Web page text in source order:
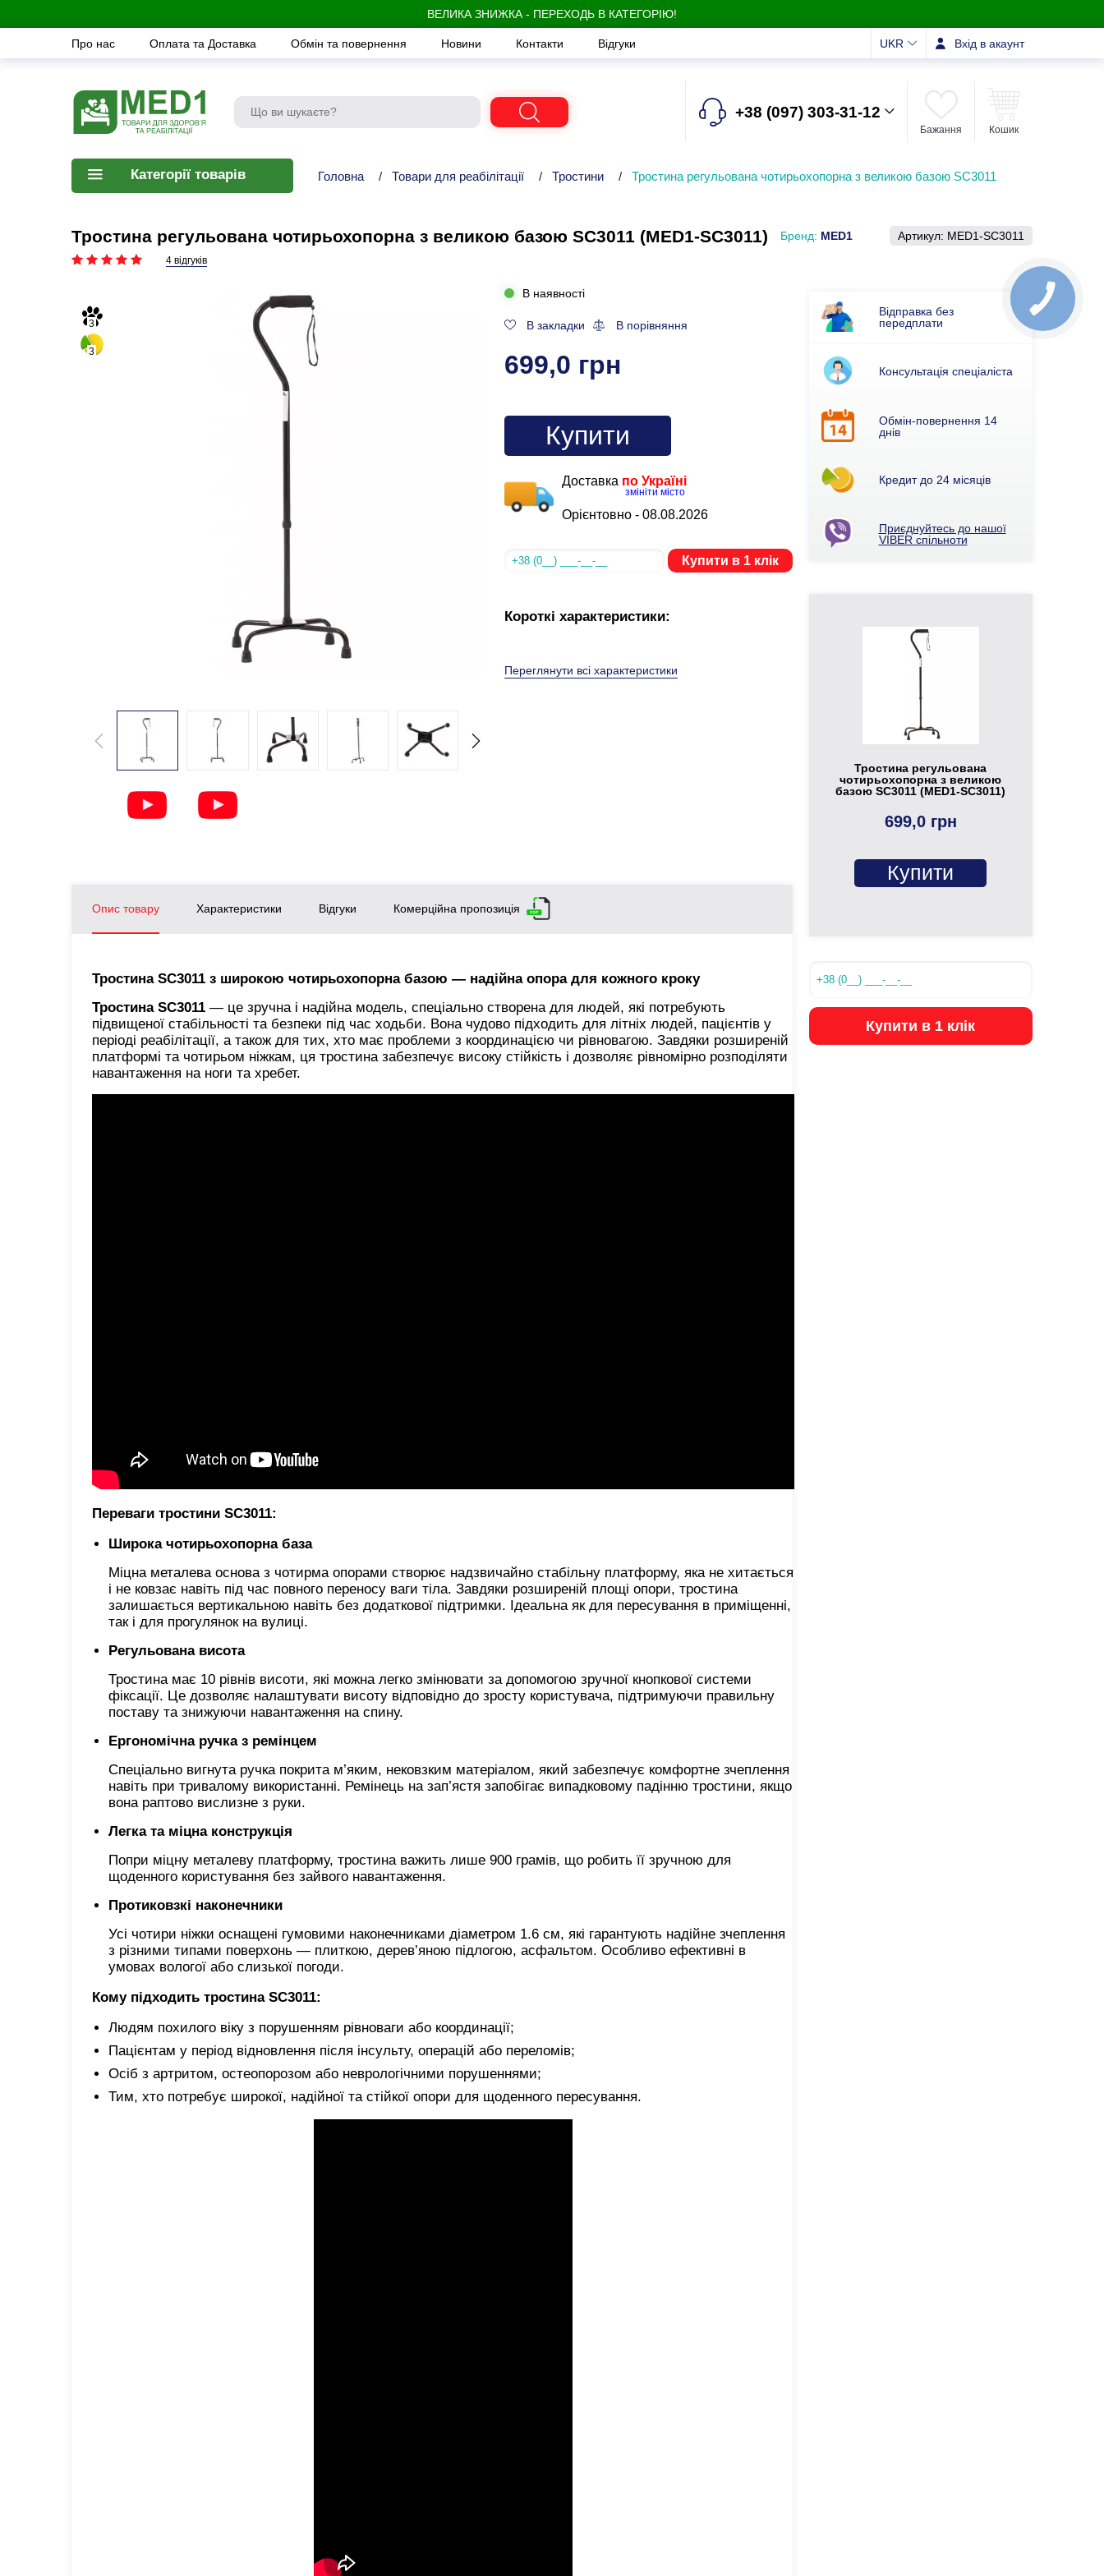
ВЕЛИКА ЗНИЖКА - ПЕРЕХОДЬ В КАТЕГОРІЮ!
Про нас Оплата та Доставка Обмін та повернення Новини Контакти Відгуки UKR Вхід в акаунт
+38 (097) 303-31-12
Бажання Кошик
Категорії товарів Головна / Товари для реабілітації / Тростини / Тростина регульована чотирьохопорна з великою базою SC3011
Тростина регульована чотирьохопорна з великою базою SC3011 (MED1-SC3011) Бренд: MED1 Артикул: MED1-SC3011
4 відгуків
3
3
В наявності
В закладки В порівняння
699,0 грн
Купити
Доставка по Україні
змініти місто
Орієнтовно - 08.08.2026
Купити в 1 клік
Короткі характеристики:
Переглянути всі характеристики
Опис товару Характеристики Відгуки Комерційна пропозиція
Тростина SC3011 з широкою чотирьохопорна базою — надійна опора для кожного кроку
Тростина SC3011 — це зручна і надійна модель, спеціально створена для людей, які потребують
підвищеної стабільності та безпеки під час ходьби. Вона чудово підходить для літніх людей, пацієнтів у
періоді реабілітації, а також для тих, хто має проблеми з координацією чи рівновагою. Завдяки розширеній
платформі та чотирьом ніжкам, ця тростина забезпечує високу стійкість і дозволяє рівномірно розподіляти
навантаження на ноги та хребет.
Переваги тростини SC3011:
Широка чотирьохопорна база
Міцна металева основа з чотирма опорами створює надзвичайно стабільну платформу, яка не хитається
і не ковзає навіть під час повного переносу ваги тіла. Завдяки розширеній площі опори, тростина
залишається вертикальною навіть без додаткової підтримки. Ідеальна як для пересування в приміщенні,
так і для прогулянок на вулиці.
Регульована висота
Тростина має 10 рівнів висоти, які можна легко змінювати за допомогою зручної кнопкової системи
фіксації. Це дозволяє налаштувати висоту відповідно до зросту користувача, підтримуючи правильну
поставу та знижуючи навантаження на спину.
Ергономічна ручка з ремінцем
Спеціально вигнута ручка покрита м’яким, нековзким матеріалом, який забезпечує комфортне зчеплення
навіть при тривалому використанні. Ремінець на зап’ястя запобігає випадковому падінню тростини, якщо
вона раптово вислизне з руки.
Легка та міцна конструкція
Попри міцну металеву платформу, тростина важить лише 900 грамів, що робить її зручною для
щоденного користування без зайвого навантаження.
Протиковзкі наконечники
Усі чотири ніжки оснащені гумовими наконечниками діаметром 1.6 см, які гарантують надійне зчеплення
з різними типами поверхонь — плиткою, дерев’яною підлогою, асфальтом. Особливо ефективні в
умовах вологої або слизької погоди.
Кому підходить тростина SC3011:
Людям похилого віку з порушенням рівноваги або координації;
Пацієнтам у період відновлення після інсульту, операцій або переломів;
Осіб з артритом, остеопорозом або неврологічними порушеннями;
Тим, хто потребує широкої, надійної та стійкої опори для щоденного пересування.
Відправка без
передплати
Консультація спеціаліста
Обмін-повернення 14
днів
Кредит до 24 місяців
Приєднуйтесь до нашої
VIBER спільноти
Тростина регульована
чотирьохопорна з великою
базою SC3011 (MED1-SC3011)
699,0 грн
Купити
Купити в 1 клік